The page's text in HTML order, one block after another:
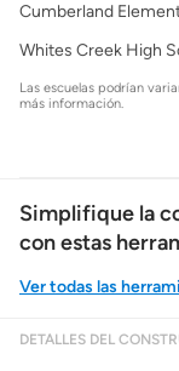
Cumberland
Whites Creek High
Las escuelas podrían
más información.
Simplifique la
con estas
DETALLES DEL